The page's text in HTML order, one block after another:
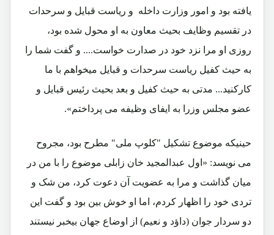
یافته بود و امور وزارت داخله و ریاست قبایل و سرحدات
در تقسیم وظایف بحیث معاون به او محول شده بود،
روزی او مرا نزد خود در صدارت خواست.... و گفت شما را
به حیث کفیل ریاست سرحدات و قبایل میخواهم با ما
کارکنید... مدتی به حیث کفیل و بعد بحیث رئیس قبایل و
عضو مجلس وزرا به ایفای وظیفه می پرداختم».
حینیکه موضوع تشکیل "کلوپ ملی" مطرح بود، مجروح
می نویسد: «اول عبدالمجید خان زابلی موضوع را با من در
میان گذاشت و مرا به عضویت آن دعوت کرد، من شک و
تردی خود را اظهار کردم، اما او خوش بین بود و گفت این
دو سردار جوان (داؤد و نعیم) از اوضاع جهان بیخبر نیستند